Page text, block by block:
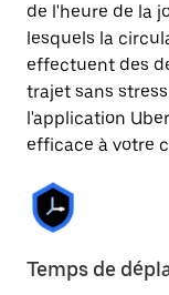
de l'heure de la
lesquels la
effectuent des
trajet sans
l'application
efficace à votre
Temps de